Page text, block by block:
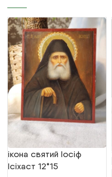
ікона святий Іосіф
Ісіхаст 12*15